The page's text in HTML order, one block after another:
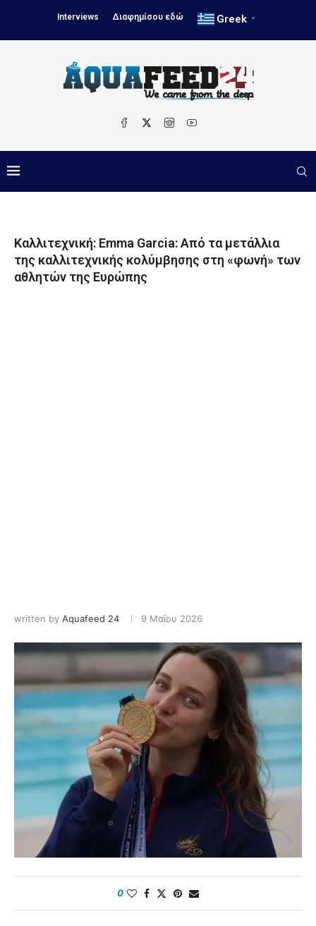
Interviews Διαφημίσου εδώ Greek ▼
Καλλιτεχνική: Emma Garcia: Από τα μετάλλια
της καλλιτεχνικής κολύμβησης στη «φωνή» των
αθλητών της Ευρώπης
written by Aquafeed 24 9 Μαΐου 2026
0